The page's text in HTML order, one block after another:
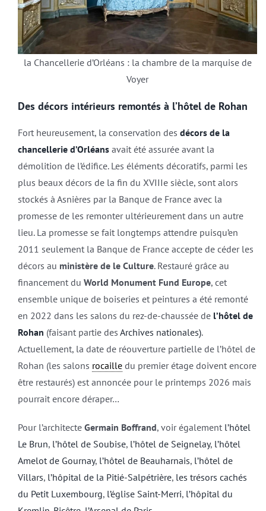
la Chancellerie d’Orléans : la chambre de la marquise de
Voyer
Des décors intérieurs remontés à l’hôtel de Rohan
Fort heureusement, la conservation des décors de la
chancellerie d’Orléansavait été assurée avant la
démolition de l’édifice. Les éléments décoratifs, parmi les
plus beaux décors de la fin du XVIIIe siècle, sont alors
stockés à Asnières par la Banque de France avec la
promesse de les remonter ultérieurement dans un autre
lieu. La promesse se fait longtemps attendre puisqu’en
2011 seulement la Banque de France accepte de céder les
décors au ministère de le Culture. Restauré grâce au
financement du World Monument Fund Europe, cet
ensemble unique de boiseries et peintures a été remonté
en 2022 dans les salons du rez-de-chaussée de l’hôtel de
Rohan (faisant partie des Archives nationales).
Actuellement, la date de réouverture partielle de l’hôtel de
Rohan (les salons rocailledu premier étage doivent encore
être restaurés) est annoncée pour le printemps 2026 mais
pourrait encore déraper…
Pour l’architecte Germain Boffrand, voir également l’hôtel
Le Brun, l’hôtel de Soubise, l’hôtel de Seignelay, l’hôtel
Amelot de Gournay, l’hôtel de Beauharnais, l’hôtel de
Villars, l’hôpital de la Pitié-Salpétrière, les trésors cachés
du Petit Luxembourg, l’église Saint-Merri, l’hôpital du